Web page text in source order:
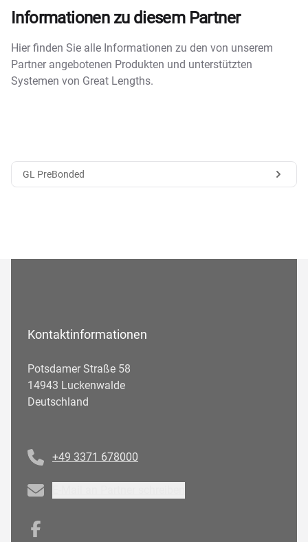
Informationen zu diesem Partner
Hier finden Sie alle Informationen zu den von unserem
Partner angebotenen Produkten und unterstützten
Systemen von Great Lengths.
GL PreBonded
Kontaktinformationen
Potsdamer Straße 58
14943 Luckenwalde
Deutschland
+49 3371 678000
Email
Facebook